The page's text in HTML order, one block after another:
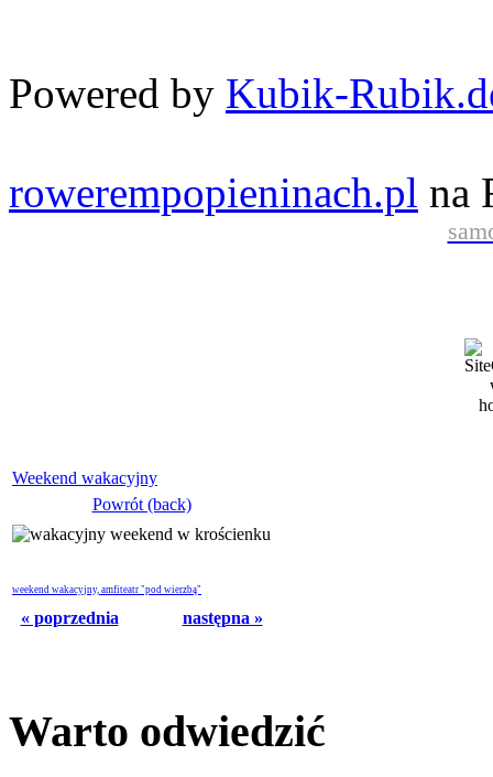
Powered by Kubik-
rowerempopieninach.pl na
Weekend wakacyjny
Powrót (back)
weekend wakacyjny, amfiteatr "pod wierzbą"
« poprzednia następna »
Warto odwiedzić